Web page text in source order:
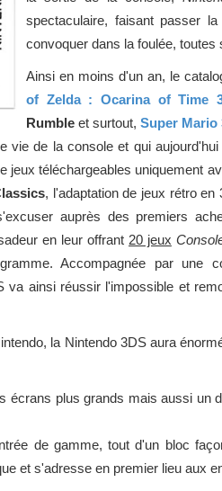
spectaculaire, faisant passer
convoquer dans la foulée, toutes
Ainsi en moins d'un an, le
of Zelda : Ocarina of Time
Rumble et surtout,Super Mario
vie de la console et qui
jeux téléchargeables uniquement
, l'adaptation de jeux rétro en
auprès des premiers
en leur offrant 20 jeux
Accompagnée par une
va ainsi réussir l'impossible et
la Nintendo 3DS aura
écrans plus grands mais aussi un
de gamme, tout d'un bloc
et s'adresse en premier lieu aux